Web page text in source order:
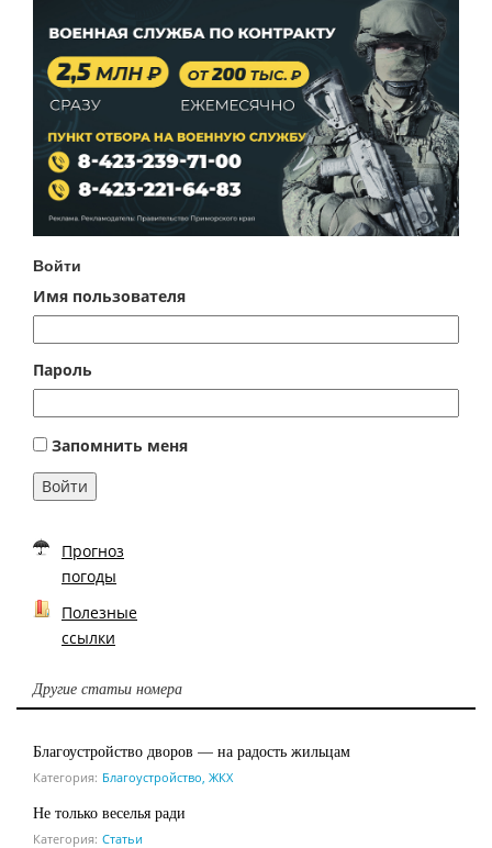
Войти
Имя пользователя
Пароль
Запомнить меня
Войти
Прогноз
погоды
Полезные
ссылки
Другие статьи номера
Благоустройство дворов — на радость жильцам
Категория: Благоустройство, ЖКХ
Не только веселья ради
Категория: Статьи